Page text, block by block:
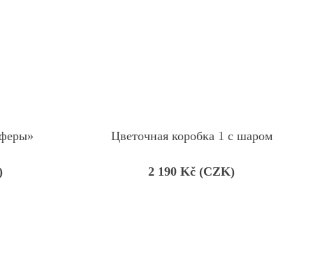
Цветочная коробка 1 с шаром
2 190 Kč (CZK)